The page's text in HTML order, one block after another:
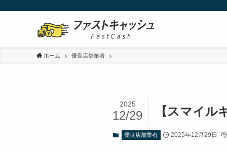
ホーム 優良店舗業者
【スマイル
2025
12/29
優良店舗業者 2025年12月29日